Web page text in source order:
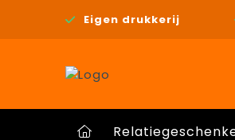
Eigen drukkerij